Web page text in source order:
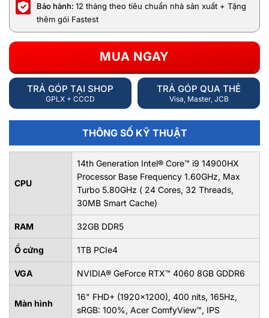
Bảo hành: 12 tháng theo tiêu chuẩn nhà sản xuất + Tặng
thêm gói Fastest
MUA NGAY
TRẢ GÓP TẠI SHOP
GPLX + CCCD
TRẢ GÓP QUA THẺ
Visa, Master, JCB
THÔNG SỐ KỸ THUẬT
CPU
14th Generation Intel® Core™ i9 14900HX
Processor Base Frequency 1.60GHz, Max
Turbo 5.80GHz ( 24 Cores, 32 Threads,
30MB Smart Cache)
RAM 32GB DDR5
Ổ cứng 1TB PCIe4
VGA NVIDIA® GeForce RTX™ 4060 8GB GDDR6
Màn hình
16" FHD+ (1920x1200), 400 nits, 165Hz,
sRGB: 100%, Acer ComfyView™, IPS